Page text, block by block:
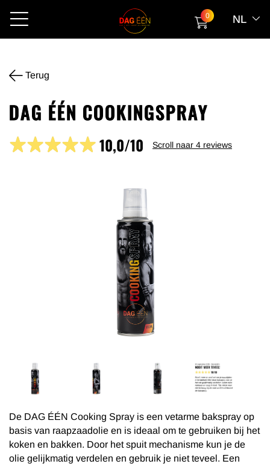
0 NL
Terug
De DAG ÉÉN Cooking Spray is een vetarme bakspray op
basis van raapzaadolie en is ideaal om te gebruiken bij het
koken en bakken. Door het spuit mechanisme kun je de
olie gelijkmatig verdelen en gebruik je niet teveel. Een
DAG ÉÉN COOKINGSPRAY
10,0/10 Scroll naar 4 reviews